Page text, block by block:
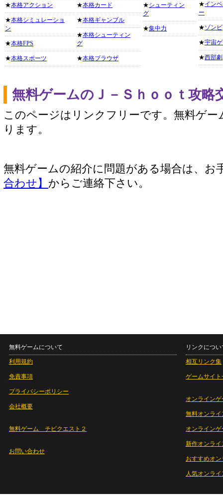
★本格アクション
★本格シミュレーショ
ン
★本格FPS
★本格スポーツ
★本格カード
★本格ギャンブル
★本格シューティン
グ
★本格ブラウザ
★シューティン
グ
★集中力
★イン
ー
★ゾンビ
★宇宙
★西部劇
無料ゲームのＪ－Ｓｈｏｏｔ攻略
このページはリンクフリーです。無料ゲー
ります。
無料ゲームの紹介に問題がある場合は、お
合わせ】 からご連絡下さい。
無料ゲームについて
利用規約
免責事項
プライバシーポリシー
会社概要
無料ゲーム チビクエスト２
お問い合わせ
リンクについ
相互リンク集
ゲームサイト
オンラインゲ
無料オンライ
オンライン
新作オンライ
おすすめオ
人気オンラ